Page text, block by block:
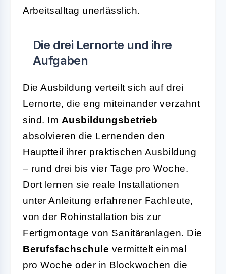
Arbeitsalltag unerlässlich.
Die drei Lernorte und ihre
Aufgaben
Die Ausbildung verteilt sich auf drei
Lernorte, die eng miteinander verzahnt
sind. Im Ausbildungsbetrieb
absolvieren die Lernenden den
Hauptteil ihrer praktischen Ausbildung
– rund drei bis vier Tage pro Woche.
Dort lernen sie reale Installationen
unter Anleitung erfahrener Fachleute,
von der Rohinstallation bis zur
Fertigmontage von Sanitäranlagen. Die
Berufsfachschule vermittelt einmal
pro Woche oder in Blockwochen die